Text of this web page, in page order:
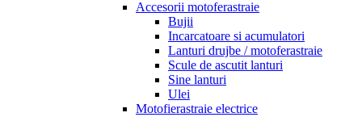
Accesorii motoferastraie
Bujii
Incarcatoare si acumulatori
Lanturi drujbe / motoferastraie
Scule de ascutit lanturi
Sine lanturi
Ulei
Motofierastraie electrice